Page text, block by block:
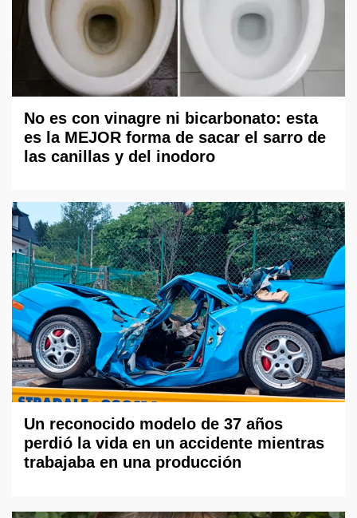
No es con vinagre ni bicarbonato: esta
es la MEJOR forma de sacar el sarro de
las canillas y del inodoro
Un reconocido modelo de 37 años
perdió la vida en un accidente mientras
trabajaba en una producción